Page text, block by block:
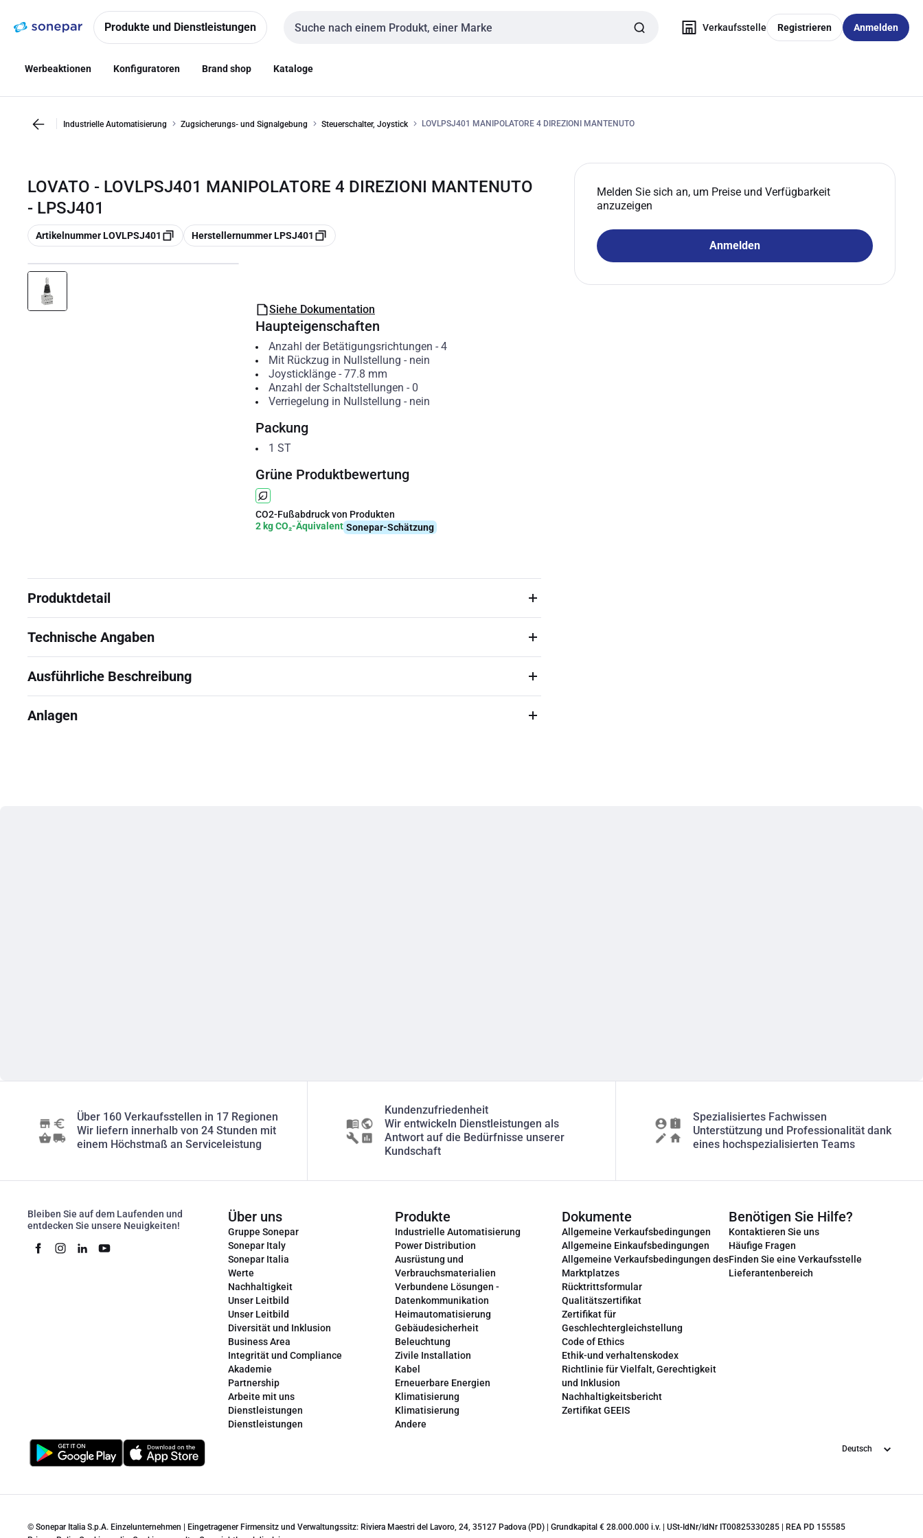
NavigationInhalt
Produkte und Dienstleistungen
Sucheingabe
Verkaufsstelle Registrieren Anmelden
Werbeaktionen Konfiguratoren Brand shop Kataloge
Industrielle Automatisierung Zugsicherungs- und Signalgebung Steuerschalter, Joystick LOVLPSJ401 MANIPOLATORE 4 DIREZIONI MANTENUTO
LOVATO - LOVLPSJ401 MANIPOLATORE 4 DIREZIONI MANTENUTO
- LPSJ401
Kopieren
Artikelnummer LOVLPSJ401 Kopieren
Herstellernummer LPSJ401
Melden Sie sich an, um Preise und Verfügbarkeit
anzuzeigen
Anmelden
Siehe Dokumentation
Haupteigenschaften
Anzahl der Betätigungsrichtungen - 4
Mit Rückzug in Nullstellung - nein
Joysticklänge- 77.8 mm
Anzahl der Schaltstellungen - 0
Verriegelung in Nullstellung - nein
Packung
1 ST
Grüne Produktbewertung
CO2-Fußabdruck von Produkten
2 kg CO₂-Äquivalent Sonepar-Schätzung
Produktdetail
Technische Angaben
Ausführliche Beschreibung
Anlagen
Über 160 Verkaufsstellen in 17 Regionen
Wir liefern innerhalb von 24 Stunden mit
einem Höchstmaß an Serviceleistung
Kundenzufriedenheit
Wir entwickeln Dienstleistungen als
Antwort auf die Bedürfnisse unserer
Kundschaft
Spezialisiertes Fachwissen
Unterstützung und Professionalität dank
eines hochspezialisierten Teams
Bleiben Sie auf dem Laufenden und
entdecken Sie unsere Neuigkeiten!
Über uns
Gruppe Sonepar
Sonepar Italy
Sonepar Italia
Werte
Nachhaltigkeit
Unser Leitbild
Unser Leitbild
Diversität und Inklusion
Business Area
Integrität und Compliance
Akademie
Partnership
Arbeite mit uns
Dienstleistungen
Dienstleistungen
Produkte
Industrielle Automatisierung
Power Distribution
Ausrüstung und
Verbrauchsmaterialien
Verbundene Lösungen -
Datenkommunikation
Heimautomatisierung
Gebäudesicherheit
Beleuchtung
Zivile Installation
Kabel
Erneuerbare Energien
Klimatisierung
Klimatisierung
Andere
Dokumente
Allgemeine Verkaufsbedingungen
Allgemeine Einkaufsbedingungen
Allgemeine Verkaufsbedingungen des
Marktplatzes
Rücktrittsformular
Qualitätszertifikat
Zertifikat für
Geschlechtergleichstellung
Code of Ethics
Ethik-und verhaltenskodex
Richtlinie für Vielfalt, Gerechtigkeit
und Inklusion
Nachhaltigkeitsbericht
Zertifikat GEEIS
Benötigen Sie Hilfe?
Kontaktieren Sie uns
Häufige Fragen
Finden Sie eine Verkaufsstelle
Lieferantenbereich
Sprache
© Sonepar Italia S.p.A. Einzelunternehmen | Eingetragener Firmensitz und Verwaltungssitz: Riviera Maestri del Lavoro, 24, 35127 Padova (PD) | Grundkapital € 28.000.000 i.v. | USt-IdNr/IdNr IT00825330285 | REA PD 155585